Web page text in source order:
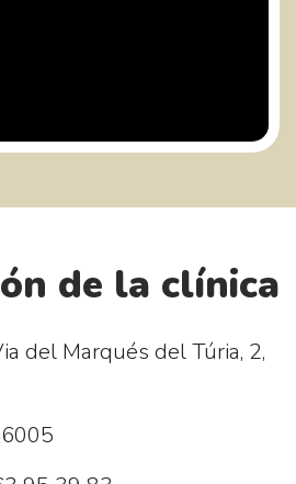
de la clínica
del Marqués del Túria, 2,